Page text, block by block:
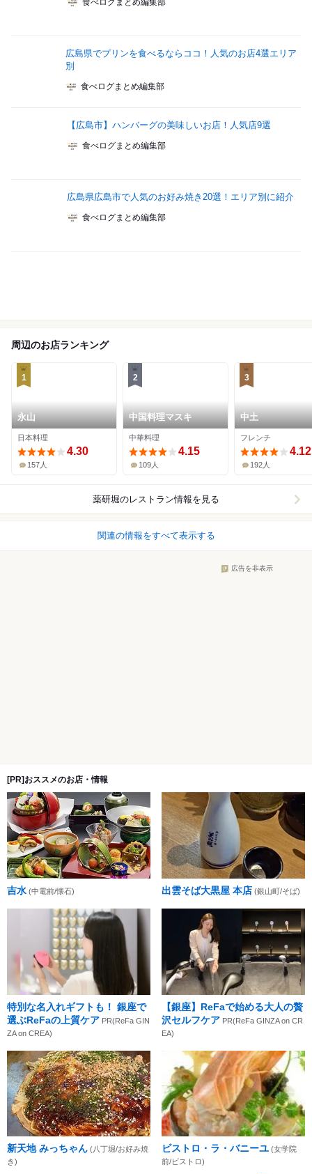
食べログまとめ編集部
広島県でプリンを食べるならココ！人気のお店4選エリア
別
食べログまとめ編集部
【広島市】ハンバーグの美味しいお店！人気店9選
食べログまとめ編集部
広島県広島市で人気のお好み焼き20選！エリア別に紹介
食べログまとめ編集部
周辺のお店ランキング
1
永山
日本料理
4.30
157人
2
中国料理マスキ
中華料理
4.15
109人
3
中土
フレンチ
4.12
192人
薬研堀のレストラン情報を見る
関連の情報をすべて表示する
広告を非表示
[PR]おススメのお店・情報
吉水 (中電前/懐石) 出雲そば大黒屋 本店 (銀山町/そば)
特別な名入れギフトも！ 銀座で
選ぶReFaの上質ケア PR(ReFa GIN
ZA on CREA)
【銀座】ReFaで始める大人の贅
沢セルフケア PR(ReFa GINZA on CR
EA)
新天地 みっちゃん (八丁堀/お好み焼
き)
ビストロ・ラ・バニーユ (女学院
前/ビストロ)